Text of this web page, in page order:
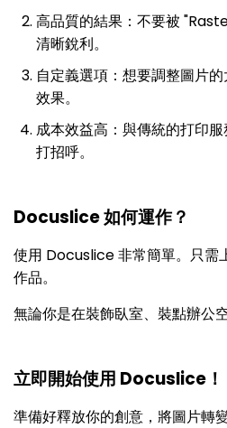
高品質的結果：不要被
清晰銳利。
自定義選項：想要調整圖片
效果。
成本效益高：與傳統的打印
打招呼。
Docuslice 如何運作？
使用 Docuslice 非常簡單。只需
作品。
無論你是在裝飾臥室、裝點辦公
立即開始使用 Docuslice！
準備好釋放你的創意，將圖片